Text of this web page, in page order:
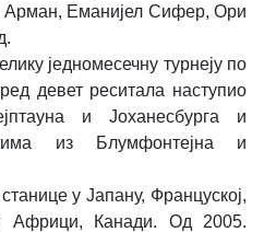
Еманијел Сифер, Ори
једномесечну турнеју по
девет реситала наступио
и Јоханесбурга и
из Блумфонтејна и
у Јапану, Француској,
Африци, Канади. Од 2005.